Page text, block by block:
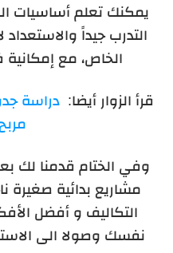
يمكنك تعلم أساسيات
التدرب جيداً
الخاص، مع
قرأ الزوار أيضا: دراسة
مربح 2022
وفي الختام قدمنا لك
مشاريع بدائية صغيرة
التكاليف و أفضل
نفسك وصولا الى